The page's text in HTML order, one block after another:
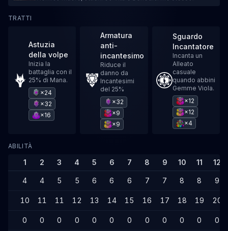
TRATTI
Astuzia
della volpe
Inizia la
battaglia con il
25% di Mana.
×24
×32
×16
Armatura
anti-
incantesimo
Riduce il
danno da
Incantesimi
del 25%
×32
×9
×9
Sguardo
Incantatore
Incanta un
Alleato
casuale
quando abbini
Gemme Viola.
×12
×12
×4
ABILITÀ
1 2 3 4 5 6 7 8 9 10 11 12
4 4 5 5 6 6 6 7 7 8 8 9
10 11 11 12 13 14 15 16 17 18 19 20
0 0 0 0 0 0 0 0 0 0 0 0